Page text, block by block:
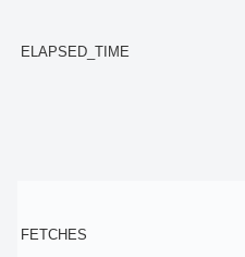
ELAPSED_TIME
FETCHES